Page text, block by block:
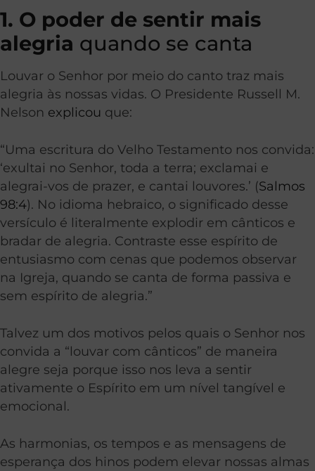
1. O poder de sentir mais
alegria quando se canta
Louvar o Senhor por meio do canto traz mais
alegria às nossas vidas. O Presidente Russell M.
Nelson explicou que:
“Uma escritura do Velho Testamento nos convida:
‘exultai no Senhor, toda a terra; exclamai e
alegrai-vos de prazer, e cantai louvores.’ (Salmos
98:4). No idioma hebraico, o significado desse
versículo é literalmente explodir em cânticos e
bradar de alegria. Contraste esse espírito de
entusiasmo com cenas que podemos observar
na Igreja, quando se canta de forma passiva e
sem espírito de alegria.”
Talvez um dos motivos pelos quais o Senhor nos
convida a “louvar com cânticos” de maneira
alegre seja porque isso nos leva a sentir
ativamente o Espírito em um nível tangível e
emocional.
As harmonias, os tempos e as mensagens de
esperança dos hinos podem elevar nossas almas